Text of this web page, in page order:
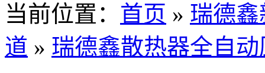
当前位置 ： 首页 » 瑞德
道 » 瑞德鑫散热器全自